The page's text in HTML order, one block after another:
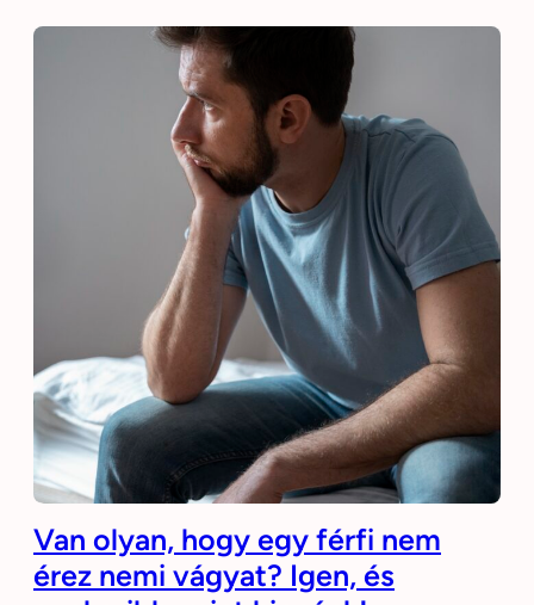
Van olyan, hogy egy férfi nem
érez nemi vágyat? Igen, és